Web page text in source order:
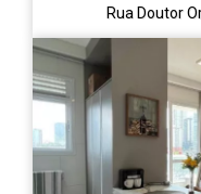
Rua Doutor